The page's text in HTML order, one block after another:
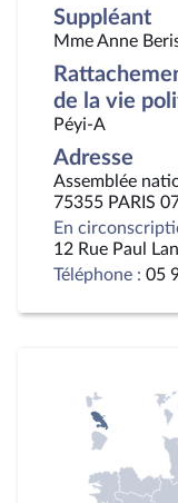
Suppléant
Mme Anne
de la vie
Péyi-A
Adresse
Assemblée
75355 PARIS
En
12 Rue Paul
Téléphone : 05